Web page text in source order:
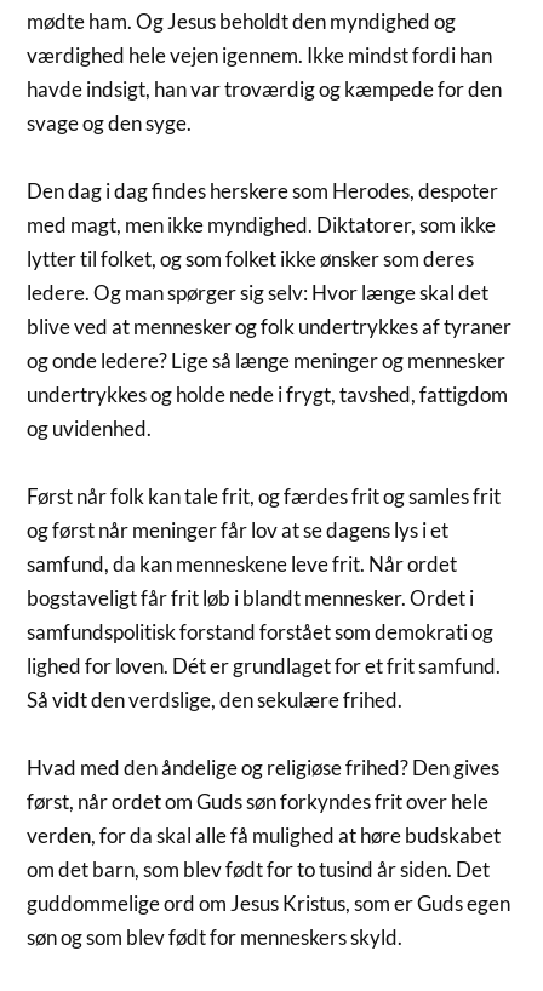
mødte ham. Og Jesus beholdt den myndighed og
værdighed hele vejen igennem. Ikke mindst fordi han
havde indsigt, han var troværdig og kæmpede for den
svage og den syge.
Den dag i dag findes herskere som Herodes, despoter
med magt, men ikke myndighed. Diktatorer, som ikke
lytter til folket, og som folket ikke ønsker som deres
ledere. Og man spørger sig selv: Hvor længe skal det
blive ved at mennesker og folk undertrykkes af tyraner
og onde ledere? Lige så længe meninger og mennesker
undertrykkes og holde nede i frygt, tavshed, fattigdom
og uvidenhed.
Først når folk kan tale frit, og færdes frit og samles frit
og først når meninger får lov at se dagens lys i et
samfund, da kan menneskene leve frit. Når ordet
bogstaveligt får frit løb i blandt mennesker. Ordet i
samfundspolitisk forstand forstået som demokrati og
lighed for loven. Dét er grundlaget for et frit samfund.
Så vidt den verdslige, den sekulære frihed.
Hvad med den åndelige og religiøse frihed? Den gives
først, når ordet om Guds søn forkyndes frit over hele
verden, for da skal alle få mulighed at høre budskabet
om det barn, som blev født for to tusind år siden. Det
guddommelige ord om Jesus Kristus, som er Guds egen
søn og som blev født for menneskers skyld.